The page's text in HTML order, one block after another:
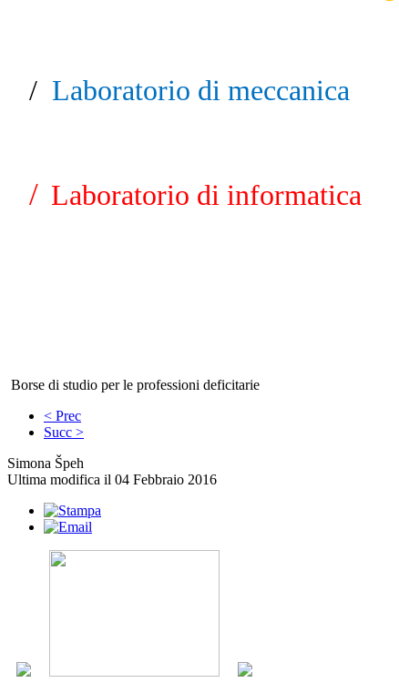
/ Laboratorio di meccanica
/ Laboratorio di informatica
Borse di studio per le professioni deficitarie
< Prec
Succ >
Simona Špeh
Ultima modifica il 04 Febbraio 2016